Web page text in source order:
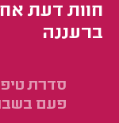
חוות דעת
ברעננה
סדרת
פעם